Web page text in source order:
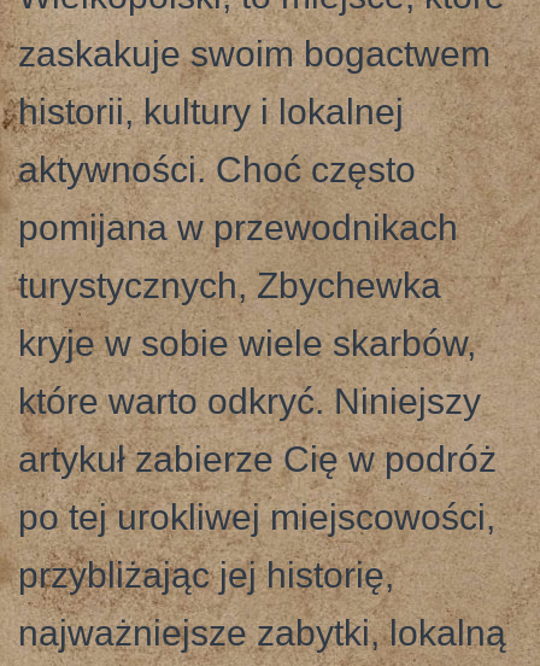
zaskakuje swoim bogactwem
historii, kultury i lokalnej
aktywności. Choć często
pomijana w przewodnikach
turystycznych, Zbychewka
kryje w sobie wiele skarbów,
które warto odkryć. Niniejszy
artykuł zabierze Cię w podróż
po tej urokliwej miejscowości,
przybliżając jej historię,
najważniejsze zabytki, lokalną